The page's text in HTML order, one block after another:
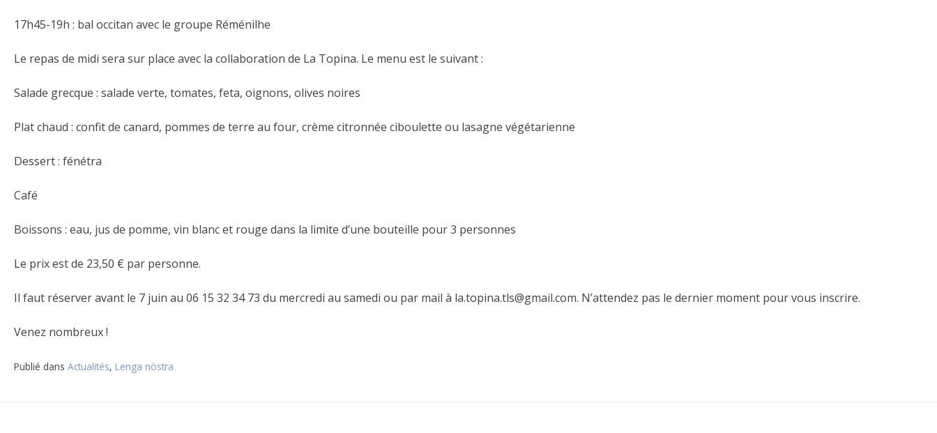
17h45-19h : bal occitan avec le groupe Réménilhe
Le repas de midi sera sur place avec la collaboration de La Topina. Le menu est le suivant :
Salade grecque : salade verte, tomates, feta, oignons, olives noires
Plat chaud : confit de canard, pommes de terre au four, crème citronnée ciboulette ou lasagne végétarienne
Dessert : fénétra
Café
Boissons : eau, jus de pomme, vin blanc et rouge dans la limite d’une bouteille pour 3 personnes
Le prix est de 23,50 € par personne.
Il faut réserver avant le 7 juin au 06 15 32 34 73 du mercredi au samedi ou par mail à la.topina.tls@gmail.com. N’attendez pas le dernier moment pour vous inscrire.
Venez nombreux !
Publié dans Actualités, Lenga nòstra